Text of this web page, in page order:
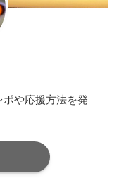
や応援方法を発